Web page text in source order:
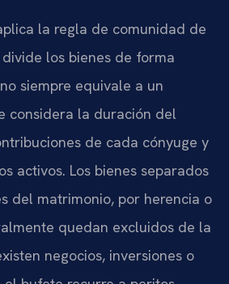
la regla de comunidad de
los bienes de forma
siempre equivale a un
considera la duración del
de cada cónyuge y
activos. Los bienes separados
del matrimonio, por herencia o
quedan excluidos de la
negocios, inversiones o